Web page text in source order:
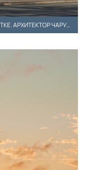
КРАСНЫЙ ЗАМОК ТИХОНА БУЛЫЧЕВА НА ВЯТКЕ. АРХИТЕКТОР ЧАРУШИН И.А.